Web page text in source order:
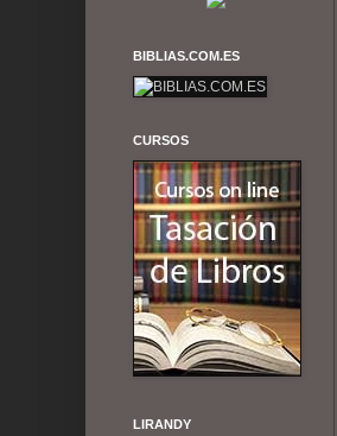
BIBLIAS.COM.ES
CURSOS
LIRANDY